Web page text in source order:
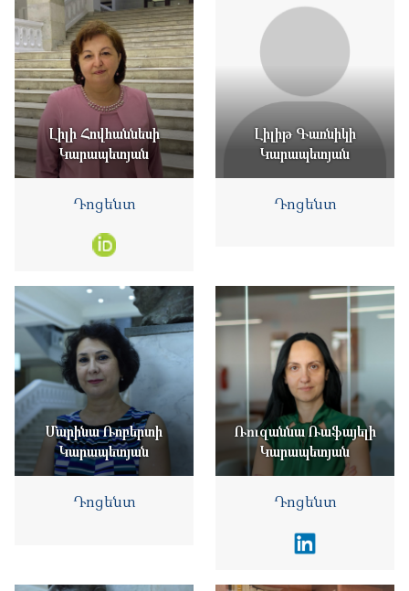
Լիլի Հովհաննեսի
Կարապետյան
Դոցենտ
Լիլիթ Գառնիկի
Կարապետյան
Դոցենտ
Մարինա Ռոբերտի
Կարապետյան
Դոցենտ
Ռուզաննա Ռաֆայելի
Կարապետյան
Դոցենտ